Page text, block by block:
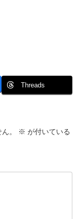
Threads
。 ※ が付いている